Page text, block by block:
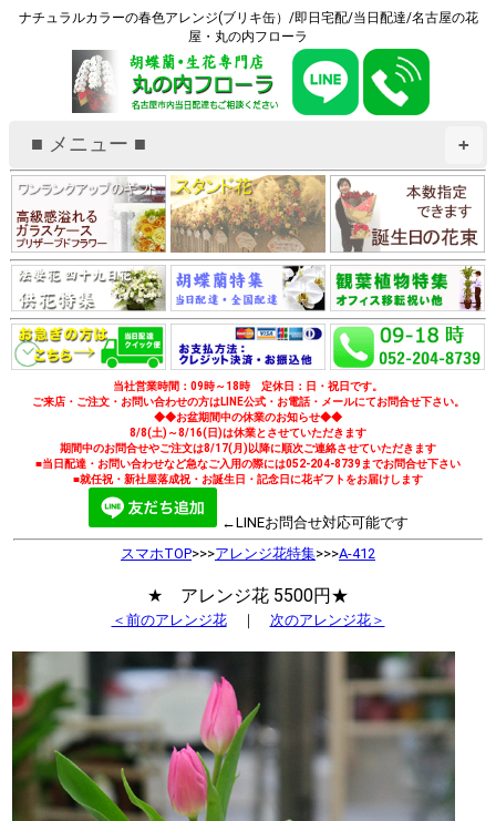
ナチュラルカラーの春色アレンジ(ブリキ缶）/即日宅配/当日配達/名古屋の花
屋・丸の内フローラ
+
■ メニュー ■
当社営業時間：09時～18時 定休日：日・祝日です。
ご来店・ご注文・お問い合わせの方はLINE公式・お電話・メールにてお問合せ下さい。
◆◆お盆期間中の休業のお知らせ◆◆
8/8(土)～8/16(日)は休業とさせていただきます
期間中のお問合せやご注文は8/17(月)以降に順次ご連絡させていただきます
■当日配達・お問い合わせなど急なご入用の際には052-204-8739までお問合せ下さい
■就任祝・新社屋落成祝・お誕生日・記念日に花ギフトをお届けします
←LINEお問合せ対応可能です
スマホTOP>>>アレンジ花特集>>>A-412
★ アレンジ花 5500円★
＜前のアレンジ花｜ 次のアレンジ花＞